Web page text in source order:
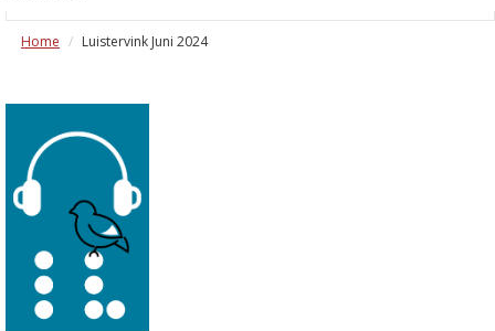
Home Luistervink Juni 2024